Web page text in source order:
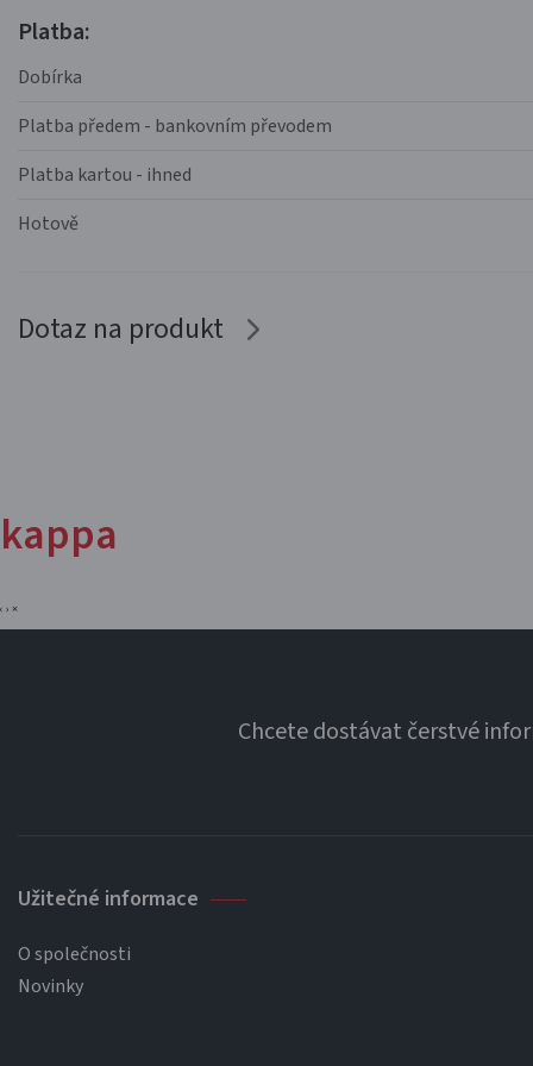
Platba:
Dobírka
Platba předem - bankovním převodem
Platba kartou - ihned
Hotově
Dotaz na produkt
kappa
‹ › ×
Chcete dostávat čerstvé
Užitečné informace
O společnosti
Novinky